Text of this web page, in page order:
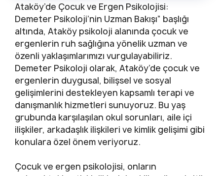
Ataköy’de Çocuk ve Ergen Psikolojisi:
Demeter Psikoloji’nin Uzman Bakışı” başlığı
altında, Ataköy psikoloji alanında çocuk ve
ergenlerin ruh sağlığına yönelik uzman ve
özenli yaklaşımlarımızı vurgulayabiliriz.
Demeter Psikoloji olarak, Ataköy’de çocuk ve
ergenlerin duygusal, bilişsel ve sosyal
gelişimlerini destekleyen kapsamlı terapi ve
danışmanlık hizmetleri sunuyoruz. Bu yaş
grubunda karşılaşılan okul sorunları, aile içi
ilişkiler, arkadaşlık ilişkileri ve kimlik gelişimi gibi
konulara özel önem veriyoruz.
Çocuk ve ergen psikolojisi, onların